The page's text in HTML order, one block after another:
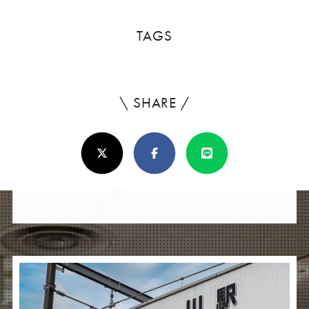
TAGS
\ SHARE /
ろ
し
け
ば
シ
ェ
X(Twitter)FacebookLine